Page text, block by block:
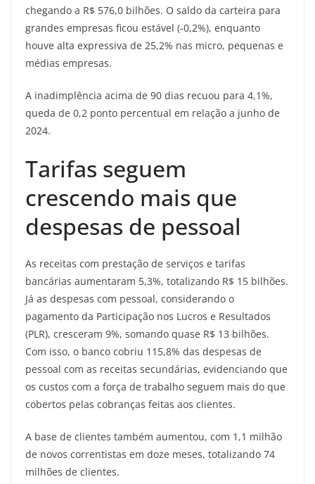
chegando a R$ 576,0 bilhões. O saldo da carteira para
grandes empresas ficou estável (-0,2%), enquanto
houve alta expressiva de 25,2% nas micro, pequenas e
médias empresas.
A inadimplência acima de 90 dias recuou para 4,1%,
queda de 0,2 ponto percentual em relação a junho de
2024.
Tarifas seguem
crescendo mais que
despesas de pessoal
As receitas com prestação de serviços e tarifas
bancárias aumentaram 5,3%, totalizando R$ 15 bilhões.
Já as despesas com pessoal, considerando o
pagamento da Participação nos Lucros e Resultados
(PLR), cresceram 9%, somando quase R$ 13 bilhões.
Com isso, o banco cobriu 115,8% das despesas de
pessoal com as receitas secundárias, evidenciando que
os custos com a força de trabalho seguem mais do que
cobertos pelas cobranças feitas aos clientes.
A base de clientes também aumentou, com 1,1 milhão
de novos correntistas em doze meses, totalizando 74
milhões de clientes.